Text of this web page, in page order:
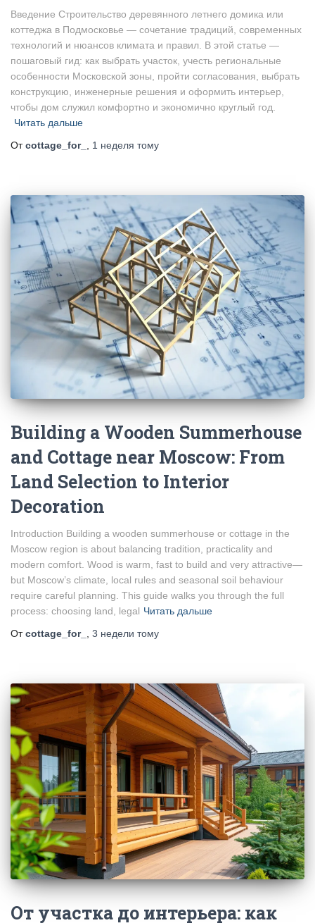
Введение Строительство деревянного летнего домика или
коттеджа в Подмосковье — сочетание традиций, современных
технологий и нюансов климата и правил. В этой статье —
пошаговый гид: как выбрать участок, учесть региональные
особенности Московской зоны, пройти согласования, выбрать
конструкцию, инженерные решения и оформить интерьер,
чтобы дом служил комфортно и экономично круглый год.
Читать дальше
Отcottage_for_ , 1 неделя тому
Building a Wooden Summerhouse
and Cottage near Moscow: From
Land Selection to Interior
Decoration
Introduction Building a wooden summerhouse or cottage in the
Moscow region is about balancing tradition, practicality and
modern comfort. Wood is warm, fast to build and very attractive—
but Moscow’s climate, local rules and seasonal soil behaviour
require careful planning. This guide walks you through the full
process: choosing land, legal Читать дальше
Отcottage_for_ 3 недели тому
От участка до интерьера: как